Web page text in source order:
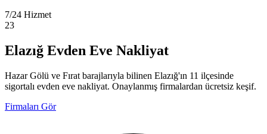
7/24 Hizmet
23
Elazığ Evden Eve Nakliyat
Hazar Gölü ve Fırat barajlarıyla bilinen Elazığ'ın 11 ilçesinde
sigortalı evden eve nakliyat. Onaylanmış firmalardan ücretsiz keşif.
Firmaları Gör